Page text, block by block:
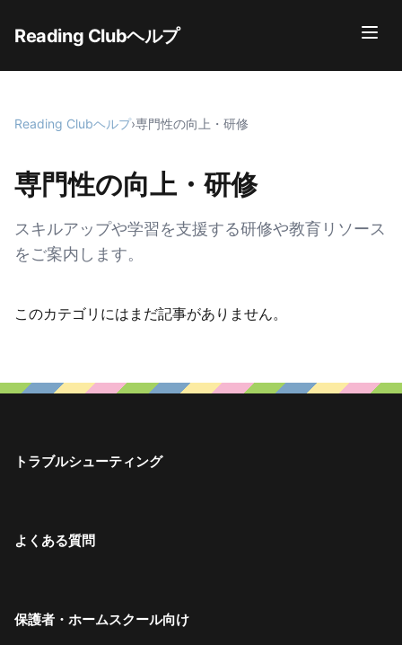
Reading Clubヘルプ
Reading Clubヘルプ›専門性の向上・研修
専門性の向上・研修
スキルアップや学習を支援する研修や教育リソース
をご案内します。
このカテゴリにはまだ記事がありません。
トラブルシューティング
よくある質問
保護者・ホームスクール向け